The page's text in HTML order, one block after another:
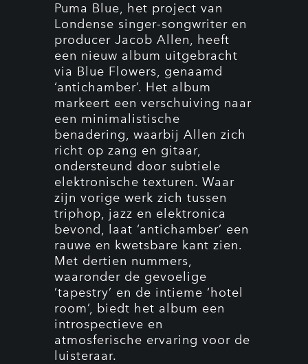
Puma Blue, het project van
Londense singer-songwriter en
producer Jacob Allen, heeft
een nieuw album uitgebracht
via Blue Flowers, genaamd
‘antichamber’. Het album
markeert een verschuiving naar
een minimalistische
benadering, waarbij Allen zich
richt op zang en gitaar,
ondersteund door subtiele
elektronische texturen. Waar
zijn vorige werk zich tussen
triphop, jazz en elektronica
bevond, laat ‘antichamber’ een
rauwe en kwetsbare kant zien.
Met dertien nummers,
waaronder de gevoelige
’tapestry’ en de intieme ‘hotel
room’, biedt het album een
introspectieve en
atmosferische ervaring voor de
luisteraar.